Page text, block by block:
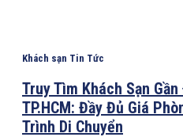
Khách sạn Tin Tức
Truy Tìm Khách Sạn
TP.HCM: Đầy Đủ Giá
Trình Di Chuyển